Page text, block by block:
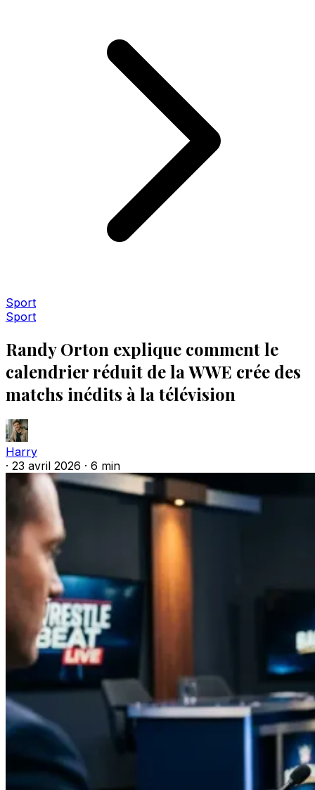
Sport
Sport
Randy Orton explique comment le
calendrier réduit de la WWE crée des
matchs inédits à la télévision
Harry
· 23 avril 2026 · 6 min